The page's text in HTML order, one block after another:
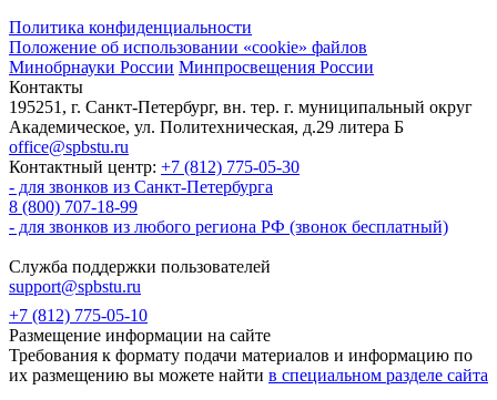
Политика конфиденциальности
Положение об использовании «cookie» файлов
Минобрнауки России Минпросвещения России
Контакты
195251, г. Санкт-Петербург, вн. тер. г. муниципальный округ
Академическое, ул. Политехническая, д.29 литера Б
office@spbstu.ru
Контактный центр: +7 (812) 775-05-30
- для звонков из Санкт-Петербурга
8 (800) 707-18-99
- для звонков из любого региона РФ (звонок бесплатный)
Служба поддержки пользователей
support@spbstu.ru
+7 (812) 775-05-10
Размещение информации на сайте
Требования к формату подачи материалов и информацию по
их размещению вы можете найти в специальном разделе сайта